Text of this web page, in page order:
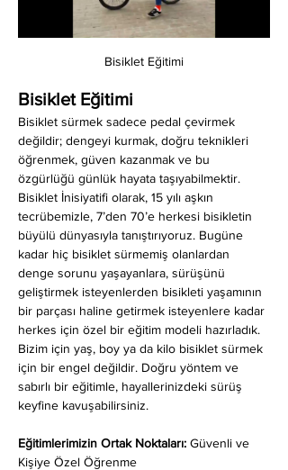
Bisiklet Eğitimi
Bisiklet Eğitimi
Bisiklet sürmek sadece pedal çevirmek
değildir; dengeyi kurmak, doğru teknikleri
öğrenmek, güven kazanmak ve bu
özgürlüğü günlük hayata taşıyabilmektir.
Bisiklet İnisiyatifi olarak, 15 yılı aşkın
tecrübemizle, 7’den 70’e herkesi bisikletin
büyülü dünyasıyla tanıştırıyoruz. Bugüne
kadar hiç bisiklet sürmemiş olanlardan
denge sorunu yaşayanlara, sürüşünü
geliştirmek isteyenlerden bisikleti yaşamının
bir parçası haline getirmek isteyenlere kadar
herkes için özel bir eğitim modeli hazırladık.
Bizim için yaş, boy ya da kilo bisiklet sürmek
için bir engel değildir. Doğru yöntem ve
sabırlı bir eğitimle, hayallerinizdeki sürüş
keyfine kavuşabilirsiniz.
Eğitimlerimizin Ortak Noktaları: Güvenli ve
Kişiye Özel Öğrenme